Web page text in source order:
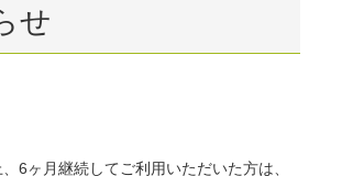
せ
6ヶ月継続してご利用いただいた方は、